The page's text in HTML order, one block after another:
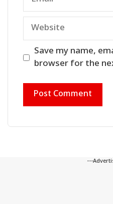
Website
Save my name,
browser for the
---